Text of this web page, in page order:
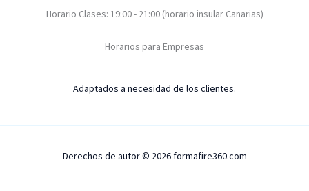
Horario Clases: 19:00 - 21:00 (horario insular Canarias)
Horarios para Empresas
Adaptados a necesidad de los clientes.
Derechos de autor © 2026 formafire360.com